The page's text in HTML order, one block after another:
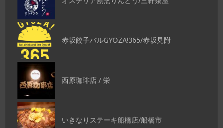
赤坂餃子バルGYOZA!365/赤坂見附
西原珈琲店 / 栄
いきなりステーキ船橋店/船橋市